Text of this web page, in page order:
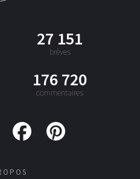
27 151
brèves
176 720
commentaires